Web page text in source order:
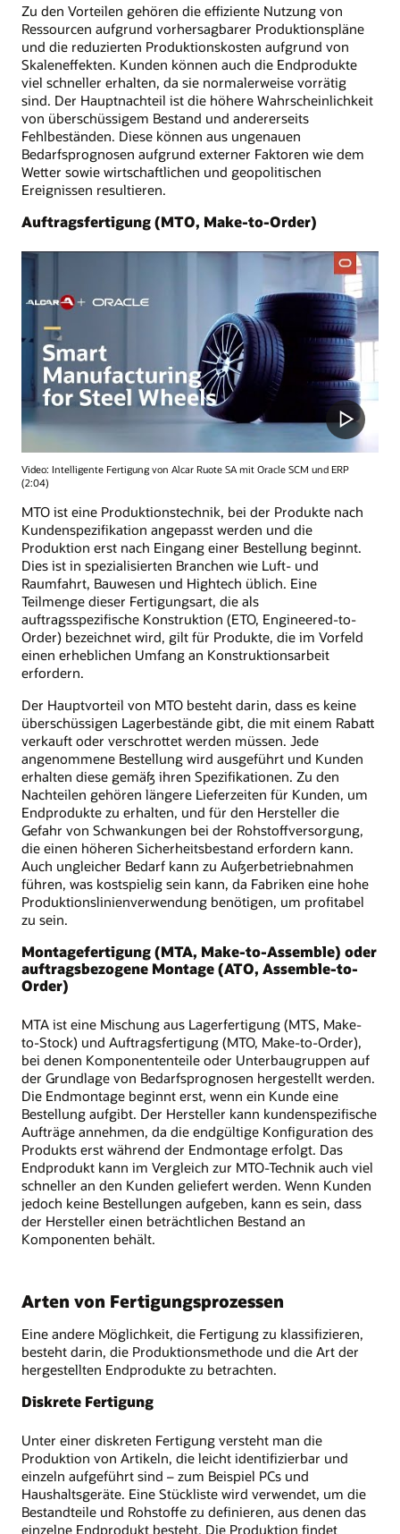
Zu den Vorteilen gehören die effiziente Nutzung von
Ressourcen aufgrund vorhersagbarer Produktionspläne
und die reduzierten Produktionskosten aufgrund von
Skaleneffekten. Kunden können auch die Endprodukte
viel schneller erhalten, da sie normalerweise vorrätig
sind. Der Hauptnachteil ist die höhere Wahrscheinlichkeit
von überschüssigem Bestand und andererseits
Fehlbeständen. Diese können aus ungenauen
Bedarfsprognosen aufgrund externer Faktoren wie dem
Wetter sowie wirtschaftlichen und geopolitischen
Ereignissen resultieren.
Auftragsfertigung (MTO, Make-to-Order)
Video: Intelligente Fertigung von Alcar Ruote SA mit Oracle SCM und ERP
(2:04)
MTO ist eine Produktionstechnik, bei der Produkte nach
Kundenspezifikation angepasst werden und die
Produktion erst nach Eingang einer Bestellung beginnt.
Dies ist in spezialisierten Branchen wie Luft- und
Raumfahrt, Bauwesen und Hightech üblich. Eine
Teilmenge dieser Fertigungsart, die als
auftragsspezifische Konstruktion (ETO, Engineered-to-
Order) bezeichnet wird, gilt für Produkte, die im Vorfeld
einen erheblichen Umfang an Konstruktionsarbeit
erfordern.
Der Hauptvorteil von MTO besteht darin, dass es keine
überschüssigen Lagerbestände gibt, die mit einem Rabatt
verkauft oder verschrottet werden müssen. Jede
angenommene Bestellung wird ausgeführt und Kunden
erhalten diese gemäß ihren Spezifikationen. Zu den
Nachteilen gehören längere Lieferzeiten für Kunden, um
Endprodukte zu erhalten, und für den Hersteller die
Gefahr von Schwankungen bei der Rohstoffversorgung,
die einen höheren Sicherheitsbestand erfordern kann.
Auch ungleicher Bedarf kann zu Außerbetriebnahmen
führen, was kostspielig sein kann, da Fabriken eine hohe
Produktionslinienverwendung benötigen, um profitabel
zu sein.
Montagefertigung (MTA, Make-to-Assemble) oder
auftragsbezogene Montage (ATO, Assemble-to-
Order)
MTA ist eine Mischung aus Lagerfertigung (MTS, Make-
to-Stock) und Auftragsfertigung (MTO, Make-to-Order),
bei denen Komponententeile oder Unterbaugruppen auf
der Grundlage von Bedarfsprognosen hergestellt werden.
Die Endmontage beginnt erst, wenn ein Kunde eine
Bestellung aufgibt. Der Hersteller kann kundenspezifische
Aufträge annehmen, da die endgültige Konfiguration des
Produkts erst während der Endmontage erfolgt. Das
Endprodukt kann im Vergleich zur MTO-Technik auch viel
schneller an den Kunden geliefert werden. Wenn Kunden
jedoch keine Bestellungen aufgeben, kann es sein, dass
der Hersteller einen beträchtlichen Bestand an
Komponenten behält.
Arten von Fertigungsprozessen
Eine andere Möglichkeit, die Fertigung zu klassifizieren,
besteht darin, die Produktionsmethode und die Art der
hergestellten Endprodukte zu betrachten.
Diskrete Fertigung
Unter einer diskreten Fertigung versteht man die
Produktion von Artikeln, die leicht identifizierbar und
einzeln aufgeführt sind – zum Beispiel PCs und
Haushaltsgeräte. Eine Stückliste wird verwendet, um die
Bestandteile und Rohstoffe zu definieren, aus denen das
einzelne Endprodukt besteht. Die Produktion findet